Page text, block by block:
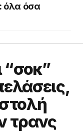
όλα όσα
“σοκ”
τρανς